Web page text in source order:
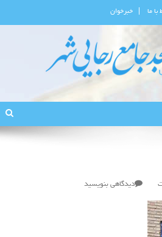
با ما خبرخوان
مسجد جامع
دیدگاهی بنویسیددر